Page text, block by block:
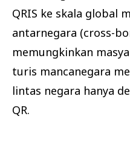
QRIS ke skala global
antarnegara (cross-
memungkinkan
turis mancanegara
lintas negara hanya
QR.